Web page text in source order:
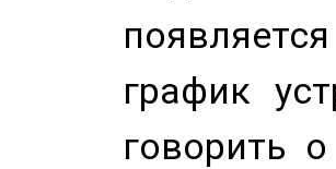
график
говорить